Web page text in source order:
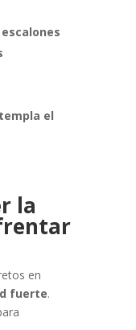
el
la
en
fuerte.